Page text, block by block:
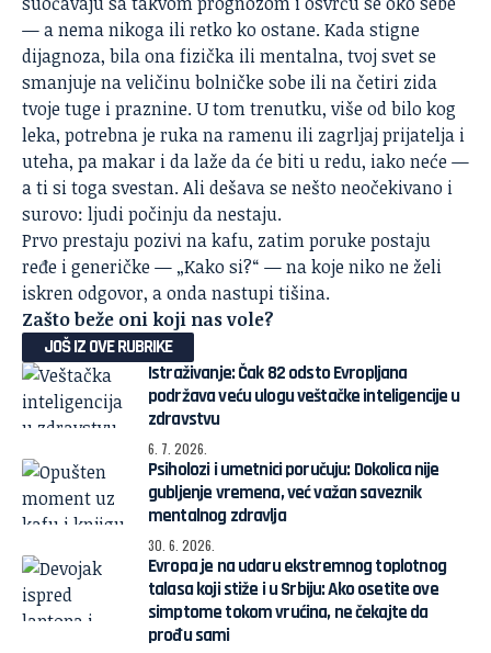
— a nema nikoga ili retko ko ostane. Kada stigne
dijagnoza, bila ona fizička ili mentalna, tvoj svet se
smanjuje na veličinu bolničke sobe ili na četiri zida
tvoje tuge i praznine. U tom trenutku, više od bilo kog
leka, potrebna je ruka na ramenu ili zagrljaj prijatelja i
uteha, pa makar i da laže da će biti u redu, iako neće —
a ti si toga svestan. Ali dešava se nešto neočekivano i
surovo: ljudi počinju da nestaju.
Prvo prestaju pozivi na kafu, zatim poruke postaju
ređe i generičke — „Kako si?“ — na koje niko ne želi
iskren odgovor, a onda nastupi tišina.
Zašto beže oni koji nas vole?
JOŠ IZ OVE RUBRIKE
Istraživanje: Čak 82 odsto Evropljana
podržava veću ulogu veštačke inteligencije u
zdravstvu
6. 7. 2026.
Psiholozi i umetnici poručuju: Dokolica nije
gubljenje vremena, već važan saveznik
mentalnog zdravlja
30. 6. 2026.
Evropa je na udaru ekstremnog toplotnog
talasa koji stiže i u Srbiju: Ako osetite ove
simptome tokom vrućina, ne čekajte da
prođu sami